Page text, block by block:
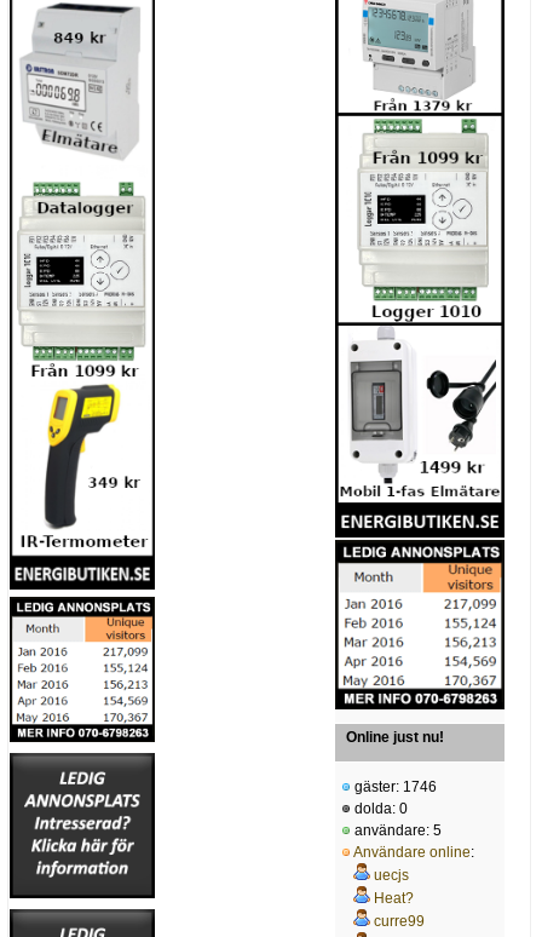
Online just nu!
gäster: 1746
dolda: 0
användare: 5
Användare online:
uecjs
Heat?
curre99